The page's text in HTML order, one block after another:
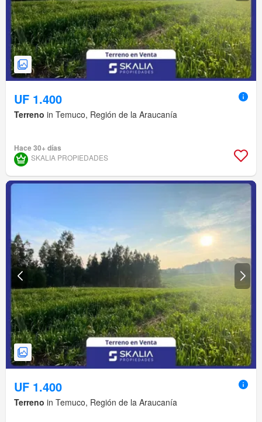
UF 1.400
Terreno in Temuco, Región de la Araucanía
Hace 30+ días
SKALIA PROPIEDADES
UF 1.400
Terreno in Temuco, Región de la Araucanía